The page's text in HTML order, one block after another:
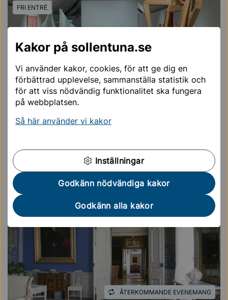
Kakor på sollentuna.se
Vi använder kakor, cookies, för att ge dig en
förbättrad upplevelse, sammanställa statistik och
för att viss nödvändig funktionalitet ska fungera
på webbplatsen.
Så här använder vi kakor
Inställningar
Godkänn nödvändiga kakor
Godkänn alla kakor
FRI ENTRÉ
ÅTERKOMMANDE EVENEMANG
AUG
sommarens utställning
EDSVIK
Utställning Visning
FRI ENTRÉ
ÅTERKOMMANDE EVENEMANG